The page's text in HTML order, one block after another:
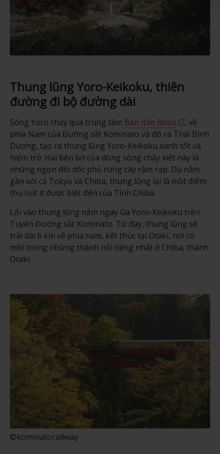
Thung lũng Yoro-Keikoku, thiên
đường đi bộ đường dài
Sông Yoro chảy qua trung tâm Bán đảo Boso
, về
phía Nam của Đường sắt Kominato và đổ ra Thái Bình
Dương, tạo ra thung lũng Yoro-Keikoku xanh tốt và
hiểm trở. Hai bên bờ của dòng sông chảy xiết này là
những ngọn đồi dốc phủ rừng cây rậm rạp. Dù nằm
gần với cả Tokyo và Chiba, thung lũng lại là một điểm
thu hút ít được biết đến của Tỉnh Chiba.
Lối vào thung lũng nằm ngay Ga Yoro-Keikoku trên
Tuyến Đường sắt Kominato. Từ đây, thung lũng sẽ
trải dài 6 km về phía nam, kết thúc tại Otaki, nơi có
một trong những thành nổi tiếng nhất ở Chiba, thành
Otaki.
©kominatorailway